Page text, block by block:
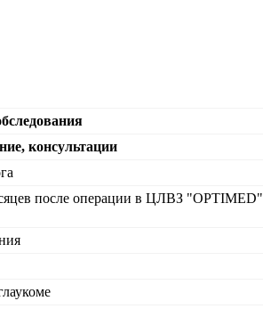
консультации
после операции в ЦЛВЗ "OPTIMED"